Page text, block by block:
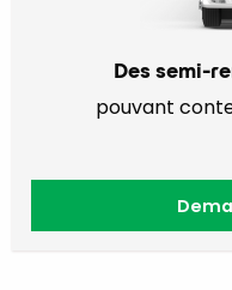
Des semi-
pouvant